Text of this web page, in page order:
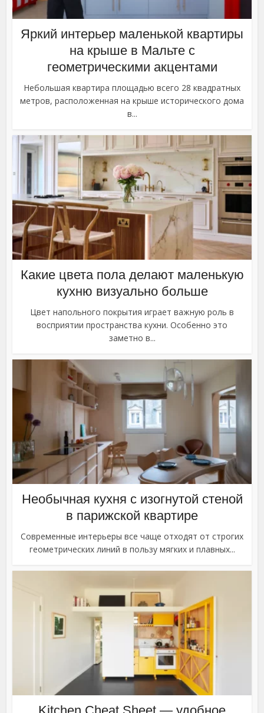
Яркий интерьер маленькой квартиры
на крыше в Мальте с
геометрическими акцентами
Небольшая квартира площадью всего 28 квадратных
метров, расположенная на крыше исторического дома
в...
Какие цвета пола делают маленькую
кухню визуально больше
Цвет напольного покрытия играет важную роль в
восприятии пространства кухни. Особенно это
заметно в...
Необычная кухня с изогнутой стеной
в парижской квартире
Современные интерьеры все чаще отходят от строгих
геометрических линий в пользу мягких и плавных...